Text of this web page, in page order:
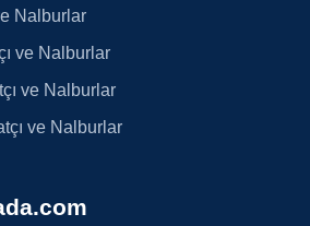
Nalburlar
ve Nalburlar
ve Nalburlar
ve Nalburlar